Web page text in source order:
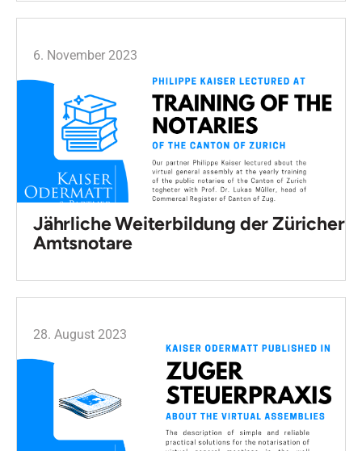
6. November 2023
Jährliche Weiterbildung der Züricher
Amtsnotare
28. August 2023